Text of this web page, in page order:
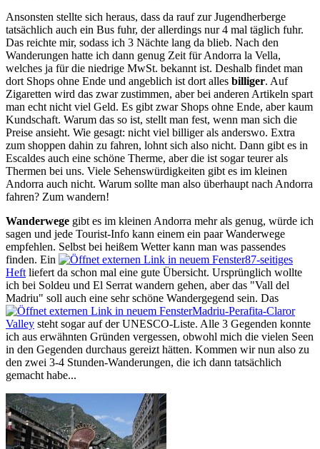
Ansonsten stellte sich heraus, dass da rauf zur Jugendherberge
tatsächlich auch ein Bus fuhr, der allerdings nur 4 mal täglich fuhr.
Das reichte mir, sodass ich 3 Nächte lang da blieb. Nach den
Wanderungen hatte ich dann genug Zeit für Andorra la Vella,
welches ja für die niedrige MwSt. bekannt ist. Deshalb findet man
dort Shops ohne Ende und angeblich ist dort alles billiger. Auf
Zigaretten wird das zwar zustimmen, aber bei anderen Artikeln spart
man echt nicht viel Geld. Es gibt zwar Shops ohne Ende, aber kaum
Kundschaft. Warum das so ist, stellt man fest, wenn man sich die
Preise ansieht. Wie gesagt: nicht viel billiger als anderswo. Extra
zum shoppen dahin zu fahren, lohnt sich also nicht. Dann gibt es in
Escaldes auch eine schöne Therme, aber die ist sogar teurer als
Thermen bei uns. Viele Sehenswürdigkeiten gibt es im kleinen
Andorra auch nicht. Warum sollte man also überhaupt nach Andorra
fahren? Zum wandern!
Wanderwege gibt es im kleinen Andorra mehr als genug, würde ich
sagen und jede Tourist-Info kann einem ein paar Wanderwege
empfehlen. Selbst bei heißem Wetter kann man was passendes
finden. Ein
87-seitiges
Heft liefert da schon mal eine gute Übersicht. Ursprünglich wollte
ich bei Soldeu und El Serrat wandern gehen, aber das "Vall del
Madriu" soll auch eine sehr schöne Wandergegend sein. Das
Madriu-Perafita-Claror
Valley steht sogar auf der UNESCO-Liste. Alle 3 Gegenden konnte
ich aus erwähnten Gründen vergessen, obwohl mich die vielen Seen
in den Gegenden durchaus gereizt hätten. Kommen wir nun also zu
den zwei 3-4 Stunden-Wanderungen, die ich dann tatsächlich
gemacht habe...